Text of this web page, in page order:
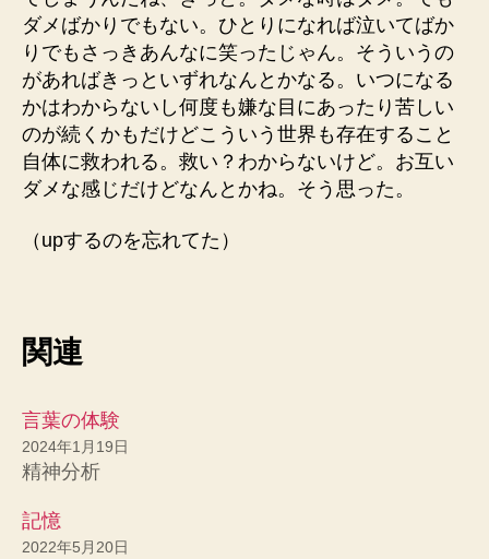
ダメばかりでもない。ひとりになれば泣いてばか
りでもさっきあんなに笑ったじゃん。そういうの
があればきっといずれなんとかなる。いつになる
かはわからないし何度も嫌な目にあったり苦しい
のが続くかもだけどこういう世界も存在すること
自体に救われる。救い？わからないけど。お互い
ダメな感じだけどなんとかね。そう思った。
（upするのを忘れてた）
関連
言葉の体験
2024年1月19日
精神分析
記憶
2022年5月20日